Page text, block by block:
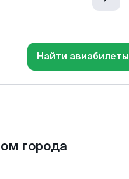
Найти авиабилеты
города